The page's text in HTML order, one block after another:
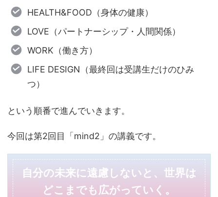
HEALTH&FOOD（身体の健康）
LOVE（パートナーシップ・人間関係）
WORK（働き方）
LIFE DESIGN（最終回は受講生だけのひみ
つ）
という順番で進んでいきます。
今回は第2回目「mind2」の講義です。
自分の未来に遠慮しないと、世界は
どこまでも広がっていく。